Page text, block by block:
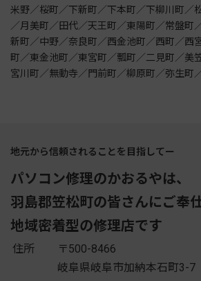
米野／桜町／下新町／下本町／下柳川町／
／月美町／田代／天王町／東陽町／常盤町
新町／中野／奈良町／西金池町／西町／西
町／東金池町／東宮町／瓢町／二見町／美
宮川町／無動寺／門前町／柳原町／弥生町
地元から信頼されることを目指してー
パソコン修理のかおるやは、
羽島郡笠松町の皆さんにご奉
地域密着型の修理店です
住所
〒500-8466
岐阜県岐阜市加納本石町3-7